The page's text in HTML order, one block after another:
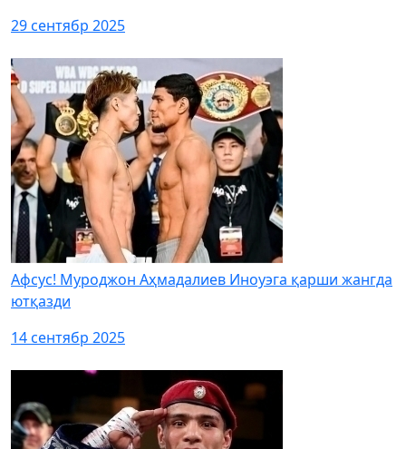
29 сентябр 2025
Афсус! Муроджон Аҳмадалиев Иноуэга қарши жангда
ютқазди
14 сентябр 2025